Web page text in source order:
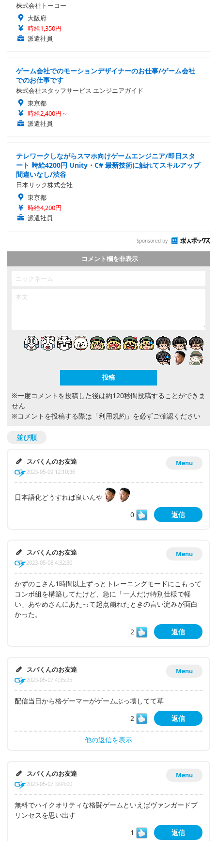
株式会社トーコー
大阪府
時給1,350円
派遣社員
ゲーム会社でのモーションデザイナーのお仕事/ゲーム会社
でのお仕事です
株式会社スタッフサービス エンジニアガイド
東京都
時給2,400円～
派遣社員
テレワークしながらスマホ向けゲームエンジニア/即日スタ
ート 時給4200円 Unity・C# 最新技術に触れてスキルアップ
間違いなし/渋谷
日本リック株式会社
東京都
時給4,200円
派遣社員
Sponsored by
コメント欄を非表示
※一度コメントを投稿した後は約120秒間投稿することができま
せん
※コメントを投稿する際は 「利用規約」 を必ずご確認ください
並び順
Menu
スパくんのお友達
2023-05-09 12:10:36
日本語化どうすれば良いんや
0
返信
Menu
スパくんのお友達
2023-05-08 4:32:30
かずのこさん1時間以上ずっとトレーニングモードにこもって
コンボ組を構築してたけど、急に「一人だけ特別仕様で軽
い」あやめさんにあたって起点崩れたときの言い淀みが面白
かった。
2
返信
Menu
スパくんのお友達
2023-05-07 4:35:25
配信当日から格ゲーマーがゲームぶっ壊してて草
2
返信
他の返信を表示
Menu
スパくんのお友達
2023-05-07 3:04:00
無料でハイクオリティな格闘ゲームといえばヴァンガードプ
リンセスを思い出す
1
返信